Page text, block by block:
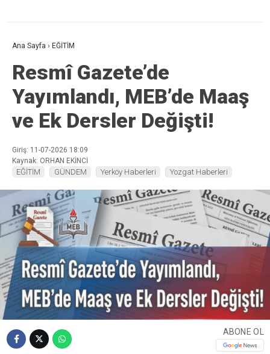
Ana Sayfa › EĞİTİM
Resmî Gazete’de
Yayımlandı, MEB’de Maaş
ve Ek Dersler Değişti!
Giriş: 11-07-2026 18:09
Kaynak: ORHAN EKİNCİ
EĞİTİM GÜNDEM Yerköy Haberleri Yozgat Haberleri
ABONE OL